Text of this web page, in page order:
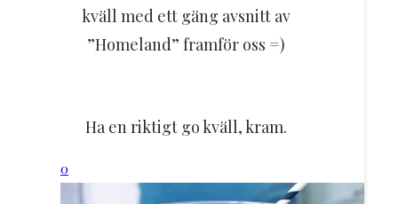
kväll med ett gäng avsnitt av
”Homeland” framför oss =)
Ha en riktigt go kväll, kram.
0